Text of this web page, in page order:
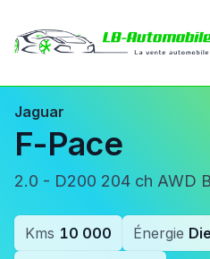
Jaguar
F-Pace
2.0 - D200 204 ch AWD
Kms 10 000 Énergie